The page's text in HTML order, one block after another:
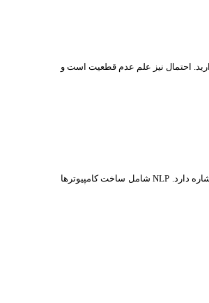
احتمال نیز علم عدم قطعیت است و
رتباط برقرار کردن با سیستم های هوشمند با استفاده از زبان طبیعی مانند زبان انگلیسی اشاره دارد. NLP شامل ساخت کامپیوترها